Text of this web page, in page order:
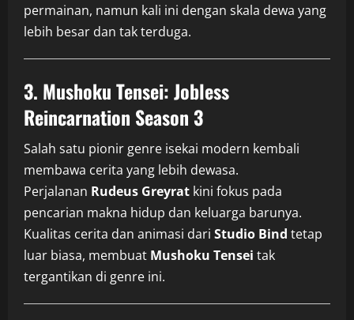
permainan, namun kali ini dengan skala dewa yang
lebih besar dan tak terduga.
3. Mushoku Tensei: Jobless
Reincarnation Season 3
Salah satu pionir genre isekai modern kembali
membawa cerita yang lebih dewasa.
Perjalanan Rudeus Greyrat kini fokus pada
pencarian makna hidup dan keluarga barunya.
Kualitas cerita dan animasi dari Studio Bind tetap
luar biasa, membuat Mushoku Tensei tak
tergantikan di genre ini.